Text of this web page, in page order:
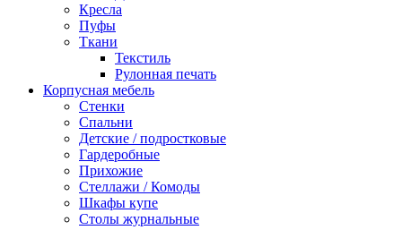
Кресла
Пуфы
Ткани
Текстиль
Рулонная печать
Корпусная мебель
Стенки
Спальни
Детские / подростковые
Гардеробные
Прихожие
Стеллажи / Комоды
Шкафы купе
Столы журнальные